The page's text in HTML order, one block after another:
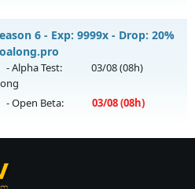
LÀ NGHIỀN
máy chủ
6 - Exp: 9999x - Drop: 20%
- Alpha Test: 03/08(08h)
- Open Beta: 03/08(08h)
https://muhoalong.pro
máy chủ